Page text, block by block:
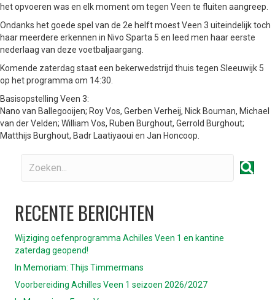
het opvoeren was en elk moment om tegen Veen te fluiten aangreep.
Ondanks het goede spel van de 2e helft moest Veen 3 uiteindelijk toch
haar meerdere erkennen in Nivo Sparta 5 en leed men haar eerste
nederlaag van deze voetbaljaargang.
Komende zaterdag staat een bekerwedstrijd thuis tegen Sleeuwijk 5
op het programma om 14:30.
Basisopstelling Veen 3:
Nano van Ballegooijen; Roy Vos, Gerben Verheij, Nick Bouman, Michael
van der Velden; William Vos, Ruben Burghout, Gerrold Burghout;
Matthijs Burghout, Badr Laatiyaoui en Jan Honcoop.
RECENTE BERICHTEN
Wijziging oefenprogramma Achilles Veen 1 en kantine
zaterdag geopend!
In Memoriam: Thijs Timmermans
Voorbereiding Achilles Veen 1 seizoen 2026/2027